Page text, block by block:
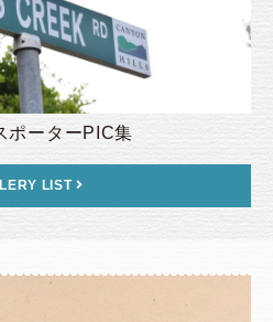
ポーターPIC集
LIST